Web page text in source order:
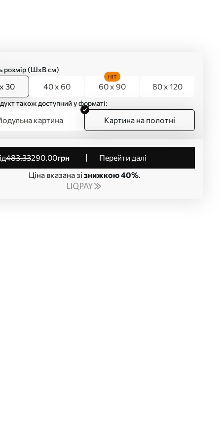
розмір (ШхВ см)
30 40 x 60 60 x 90
HIT
80 x 120
також доступний у форматі:
картина Картина на полотні
від483.33290.00грн
Перейти далі
Ціна вказана зі знижкою 40%.